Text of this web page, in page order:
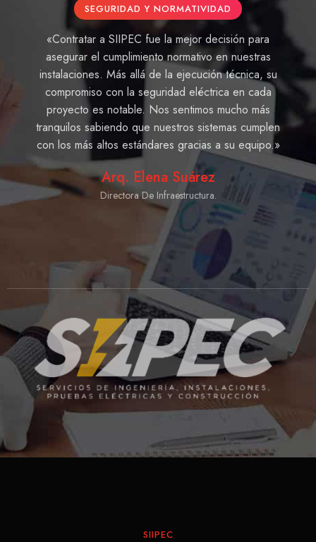
SEGURIDAD Y NORMATIVIDAD
«Contratar a SIIPEC fue la mejor decisión para
asegurar el cumplimiento normativo en nuestras
instalaciones. Más allá de la ejecución técnica, su
compromiso con la seguridad eléctrica en cada
proyecto es notable. Nos sentimos mucho más
tranquilos sabiendo que nuestros sistemas cumplen
con los más altos estándares gracias a su equipo.»
Arq. Elena Suárez
Directora De Infraestructura.
SIIPEC